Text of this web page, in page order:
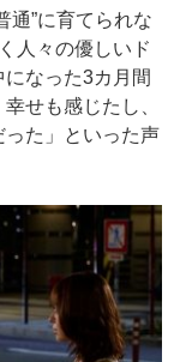
通”に育てられな
人々の優しいド
なった3カ月間
せも感じたし、
た」といった声